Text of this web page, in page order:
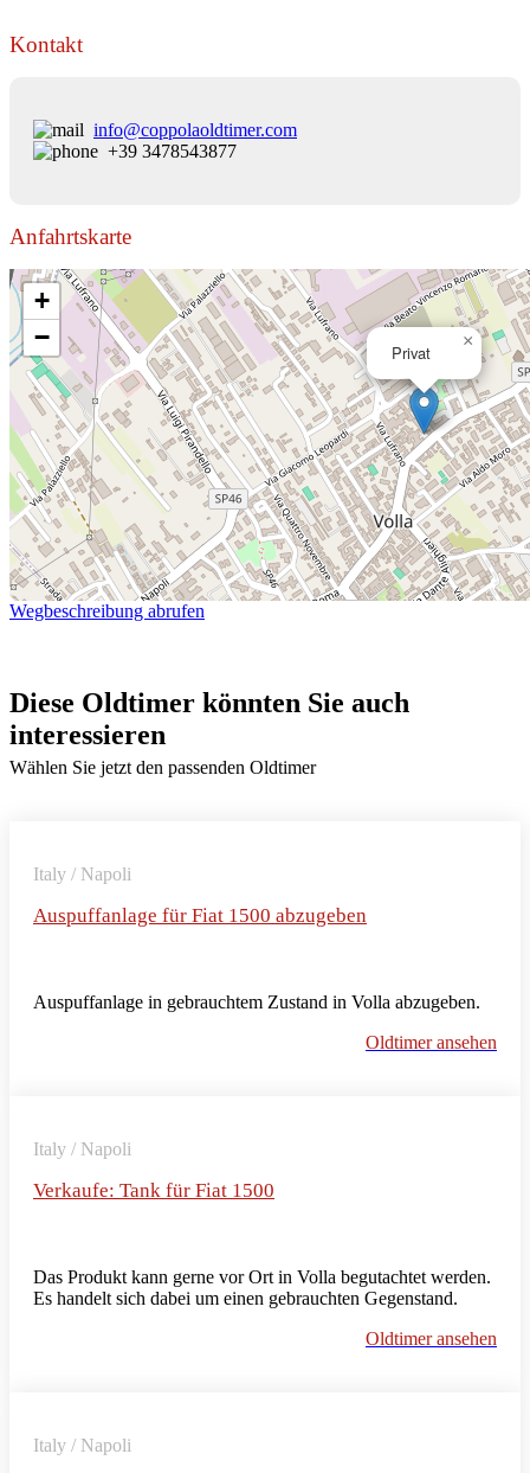
Kontakt
info@coppolaoldtimer.com
+39 3478543877
Anfahrtskarte
Privat
×
+
−
Wegbeschreibung abrufen
Diese Oldtimer könnten Sie auch
interessieren
Wählen Sie jetzt den passenden Oldtimer
Italy / Napoli
Auspuffanlage für Fiat 1500 abzugeben
Auspuffanlage in gebrauchtem Zustand in Volla abzugeben.
Oldtimer ansehen
Italy / Napoli
Verkaufe: Tank für Fiat 1500
Das Produkt kann gerne vor Ort in Volla begutachtet werden.
Es handelt sich dabei um einen gebrauchten Gegenstand.
Oldtimer ansehen
Italy / Napoli